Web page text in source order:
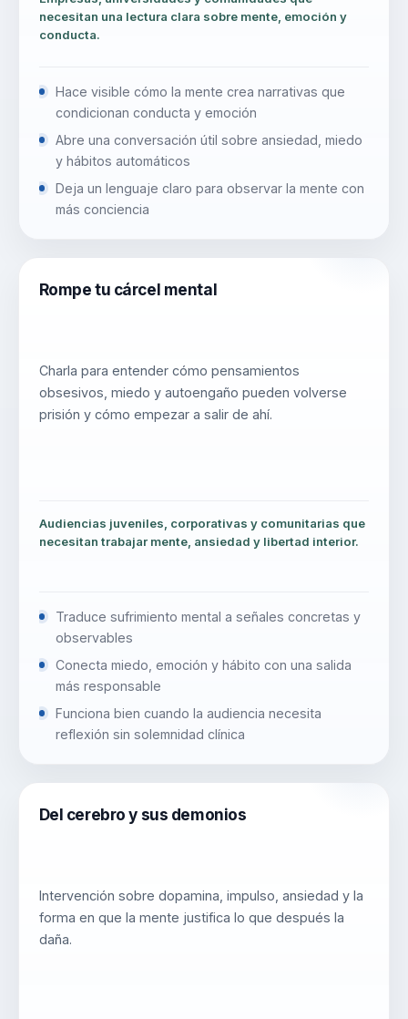
necesitan una lectura clara sobre mente, emoción y
conducta.
Hace visible cómo la mente crea narrativas que
condicionan conducta y emoción
Abre una conversación útil sobre ansiedad, miedo
y hábitos automáticos
Deja un lenguaje claro para observar la mente con
más conciencia
Rompe tu cárcel mental
Charla para entender cómo pensamientos
obsesivos, miedo y autoengaño pueden volverse
prisión y cómo empezar a salir de ahí.
Audiencias juveniles, corporativas y comunitarias que
necesitan trabajar mente, ansiedad y libertad interior.
Traduce sufrimiento mental a señales concretas y
observables
Conecta miedo, emoción y hábito con una salida
más responsable
Funciona bien cuando la audiencia necesita
reflexión sin solemnidad clínica
Del cerebro y sus demonios
Intervención sobre dopamina, impulso, ansiedad y la
forma en que la mente justifica lo que después la
daña.